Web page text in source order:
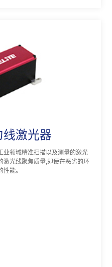
激光器
业领域精准扫描以及测量的激光
激光线聚焦质量,即使在恶劣的环
能。